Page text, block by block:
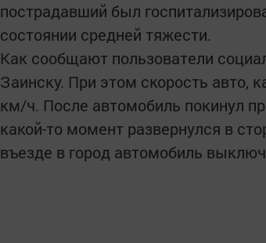
пострадавший был
состоянии средней тяжести.
Как сообщают пользователи
Заинску. При этом скорость авто,
км/ч. После автомобиль покинул
какой-то момент развернулся в
въезде в город автомобиль